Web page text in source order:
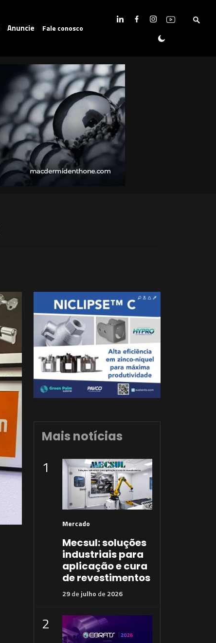
Anuncie Fale conosco
Mais notícias
1
Mercado
Mecsul: soluções
industriais para
aplicação e cura
de revestimentos
29de julho de 2026
2